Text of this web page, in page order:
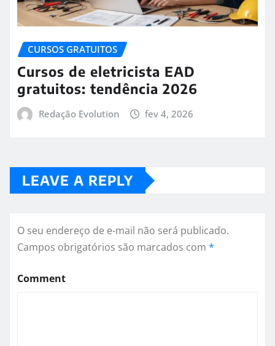
CURSOS GRATUITOS
Cursos de eletricista EAD
gratuitos: tendência 2026
Redação Evolution fev 4, 2026
LEAVE A REPLY
O seu endereço de e-mail não será publicado.
Campos obrigatórios são marcados com *
Comment